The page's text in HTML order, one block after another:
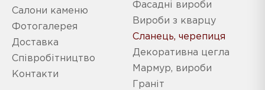
Салони каменю
Фотогалерея
Доставка
Співробітництво
Контакти
Фасадні вироби
Вироби з кварцу
Сланець, черепиця
Декоративна цегла
Мармур, вироби
Граніт